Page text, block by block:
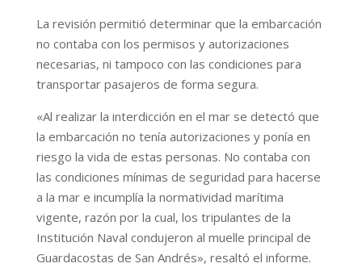
La revisión permitió determinar que la embarcación
no contaba con los permisos y autorizaciones
necesarias, ni tampoco con las condiciones para
transportar pasajeros de forma segura.
«Al realizar la interdicción en el mar se detectó que
la embarcación no tenía autorizaciones y ponía en
riesgo la vida de estas personas. No contaba con
las condiciones mínimas de seguridad para hacerse
a la mar e incumplía la normatividad marítima
vigente, razón por la cual, los tripulantes de la
Institución Naval condujeron al muelle principal de
Guardacostas de San Andrés», resaltó el informe.